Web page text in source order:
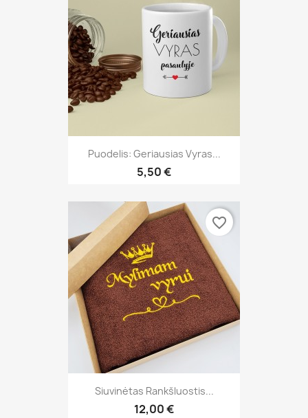
Puodelis: Geriausias Vyras...
5,50 €
Siuvinėtas Rankšluostis...
12,00 €
favorite_border